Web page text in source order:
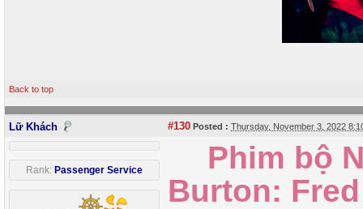
Back to top
Lữ Khách #130 Posted : Thursday, November 3, 2022
Rank: Passenger Service
Phim bộ
Burton: